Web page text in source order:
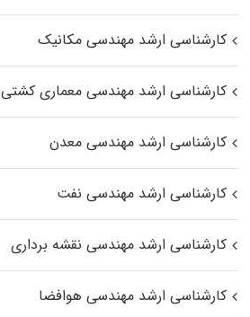
کارشناسی ارشد مهندسی مکانیک
کارشناسی ارشد مهندسی معماری کشتی
کارشناسی ارشد مهندسی معدن
کارشناسی ارشد مهندسی نفت
کارشناسی ارشد مهندسی نقشه برداری
کارشناسی ارشد مهندسی هوافضا